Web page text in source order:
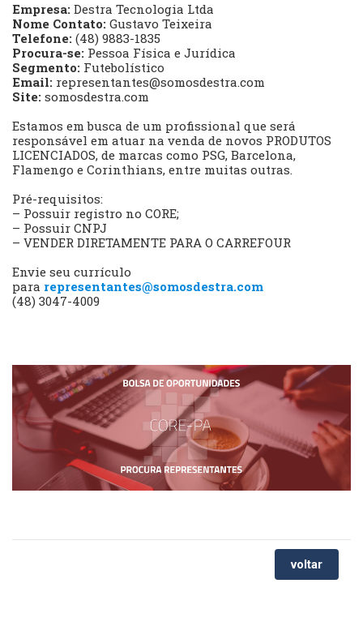
Empresa: Destra Tecnologia Ltda
Nome Contato: Gustavo Teixeira
Telefone: (48) 9883-1835
Procura-se: Pessoa Física e Jurídica
Segmento: Futebolístico
Email: representantes@somosdestra.com
Site: somosdestra.com
Estamos em busca de um profissional que será
responsável em atuar na venda de novos PRODUTOS
LICENCIADOS, de marcas como PSG, Barcelona,
Flamengo e Corinthians, entre muitas outras.
Pré-requisitos:
– Possuir registro no CORE;
– Possuir CNPJ
– VENDER DIRETAMENTE PARA O CARREFOUR
Envie seu currículo
para representantes@somosdestra.com
(48) 3047-4009
voltar